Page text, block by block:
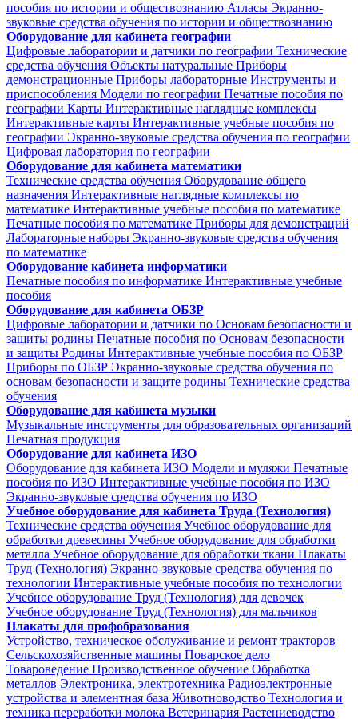
пособия по истории и обществознанию Атласы Экранно-
звуковые средства обучения по истории и обществознанию
Оборудование для кабинета географии
Цифровые лаборатории и датчики по географии Технические
средства обучения Объекты натуральные Приборы
демонстрационные Приборы лабораторные Инструменты и
приспособления Модели по географии Печатные пособия по
географии Карты Интерактивные наглядные комплексы
Интерактивные карты Интерактивные учебные пособия по
географии Экранно-звуковые средства обучения по географии
Цифровая лаборатория по географии
Оборудование для кабинета математики
Технические средства обучения Оборудование общего
назначения Интерактивные наглядные комплексы по
математике Интерактивные учебные пособия по математике
Печатные пособия по математике Приборы для демонстраций
Лабораторные наборы Экранно-звуковые средства обучения
по математике
Оборудование кабинета информатики
Печатные пособия по информатике Интерактивные учебные
пособия
Оборудование для кабинета ОБЗР
Цифровые лаборатории и датчики по Основам безопасности и
защиты родины Печатные пособия по Основам безопасности
и защиты Родины Интерактивные учебные пособия по ОБЗР
Приборы по ОБЗР Экранно-звуковые средства обучения по
основам безопасности и защите родины Технические средства
обучения
Оборудование для кабинета музыки
Музыкальные инструменты для образовательных организаций
Печатная продукция
Оборудование для кабинета ИЗО
Оборудование для кабинета ИЗО Модели и муляжи Печатные
пособия по ИЗО Интерактивные учебные пособия по ИЗО
Экранно-звуковые средства обучения по ИЗО
Учебное оборудование для кабинета Труда (Технология)
Технические средства обучения Учебное оборудование для
обработки древесины Учебное оборудование для обработки
металла Учебное оборудование для обработки ткани Плакаты
Труд (Технология) Экранно-звуковые средства обучения по
технологии Интерактивные учебные пособия по технологии
Учебное оборудование Труд (Технология) для девочек
Учебное оборудование Труд (Технология) для мальчиков
Плакаты для профобразования
Устройство, техническое обслуживание и ремонт тракторов
Сельскохозяйственные машины Поварское дело
Товароведение Производственное обучение Обработка
металлов Электроника, электротехника Радиоэлектронные
устройства и элементная база Животноводство Технология и
техника переработки молока Ветеринария Растениеводство